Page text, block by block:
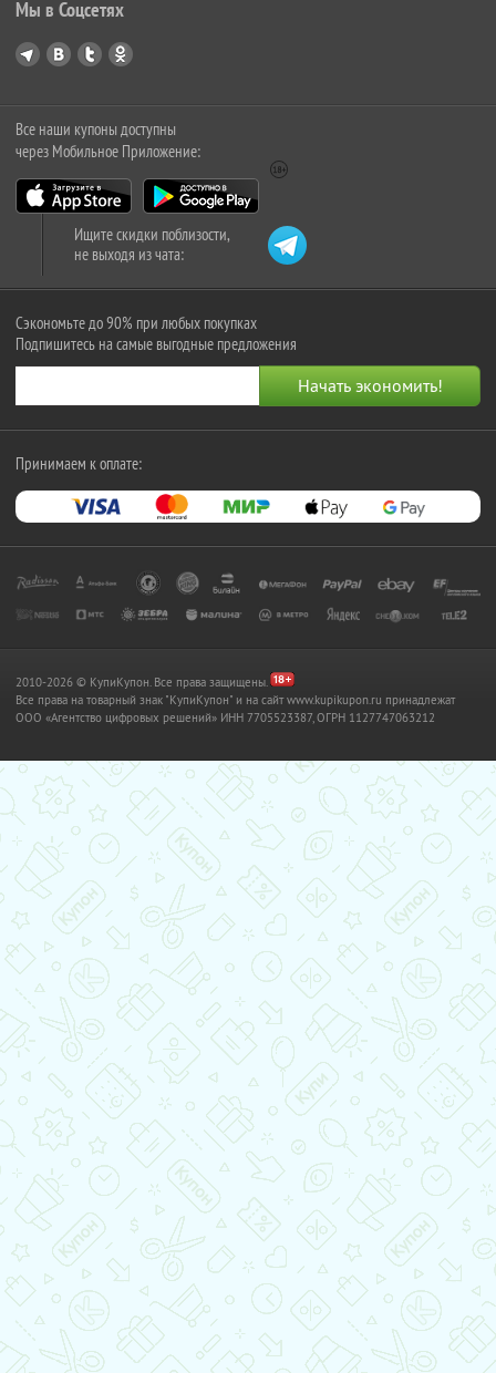
Мы в Соцсетях
Все наши купоны доступны
через Мобильное Приложение:
Ищите скидки поблизости,
не выходя из чата:
Сэкономьте до 90% при любых покупках
Подпишитесь на самые выгодные предложения
Принимаем к оплате:
2010-2026 © КупиКупон. Все права защищены.
Все права на товарный знак "КупиКупон" и на сайт www.kupikupon.ru принадлежат
OOO «Агентство цифровых решений» ИНН 7705523387, ОГРН 1127747063212